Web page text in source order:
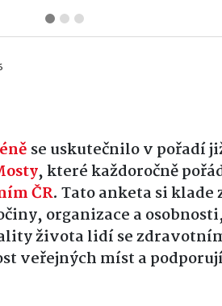
se uskutečnilo v pořadí
, které každoročně
ČR. Tato anketa si klade
organizace a
života lidí se
veřejných míst a